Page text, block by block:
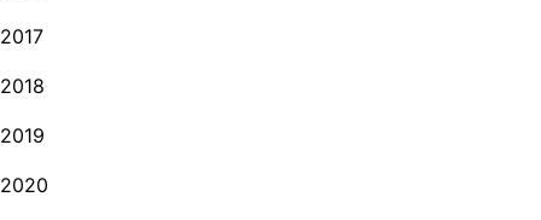
2017
2018
2019
2020